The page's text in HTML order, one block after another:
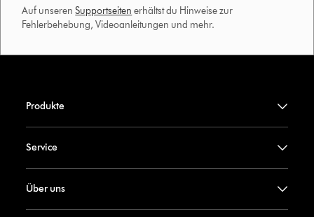
Auf unserenSupportseiten erhältst du Hinweise zur
Fehlerbehebung, Videoanleitungen und mehr.
Produkte
Service
Über uns